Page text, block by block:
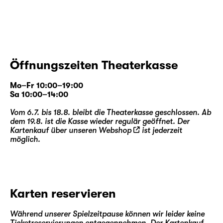
Enrico Lübbeinszeniert Tschechows Drama
noch einmal im Team mit Bühnenbildner
Etienne Pluss
Deigner . Seit 2013 entstanden in dieser
Zusammenarbeit am Schauspiel Leipzig
Inszenierungen, die das Haus prägten, wie
etwa „
Opera House Covent Garden London oder
Deigner entwarf Kostümbilder für die Oper
Öffnungszeiten Theaterkasse
Mo–Fr 10:00–19:00
Sa 10:00–14:00
Vom 6.7. bis 18.8. bleibt die Theaterkasse geschlossen. Ab
dem 19.8. ist die Kasse wieder regulär geöffnet. Der
Kartenkauf über unseren Webshop
ist jederzeit
möglich.
Karten reservieren
Während unserer Spielzeitpause können wir leider keine